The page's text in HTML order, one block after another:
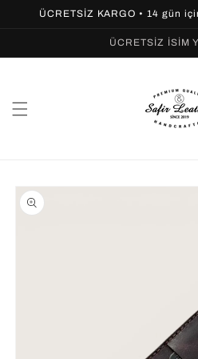
İçeriğe
ÜCRETSİZ KARGO • 14 gün
ÜCRETSİZ İSİM
Ürün
bilgisine
atla